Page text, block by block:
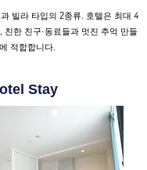
빌라 타입의 2종류. 호텔은 최대 4
친한 친구·동료들과 멋진 추억 만들
적합합니다.
Stay